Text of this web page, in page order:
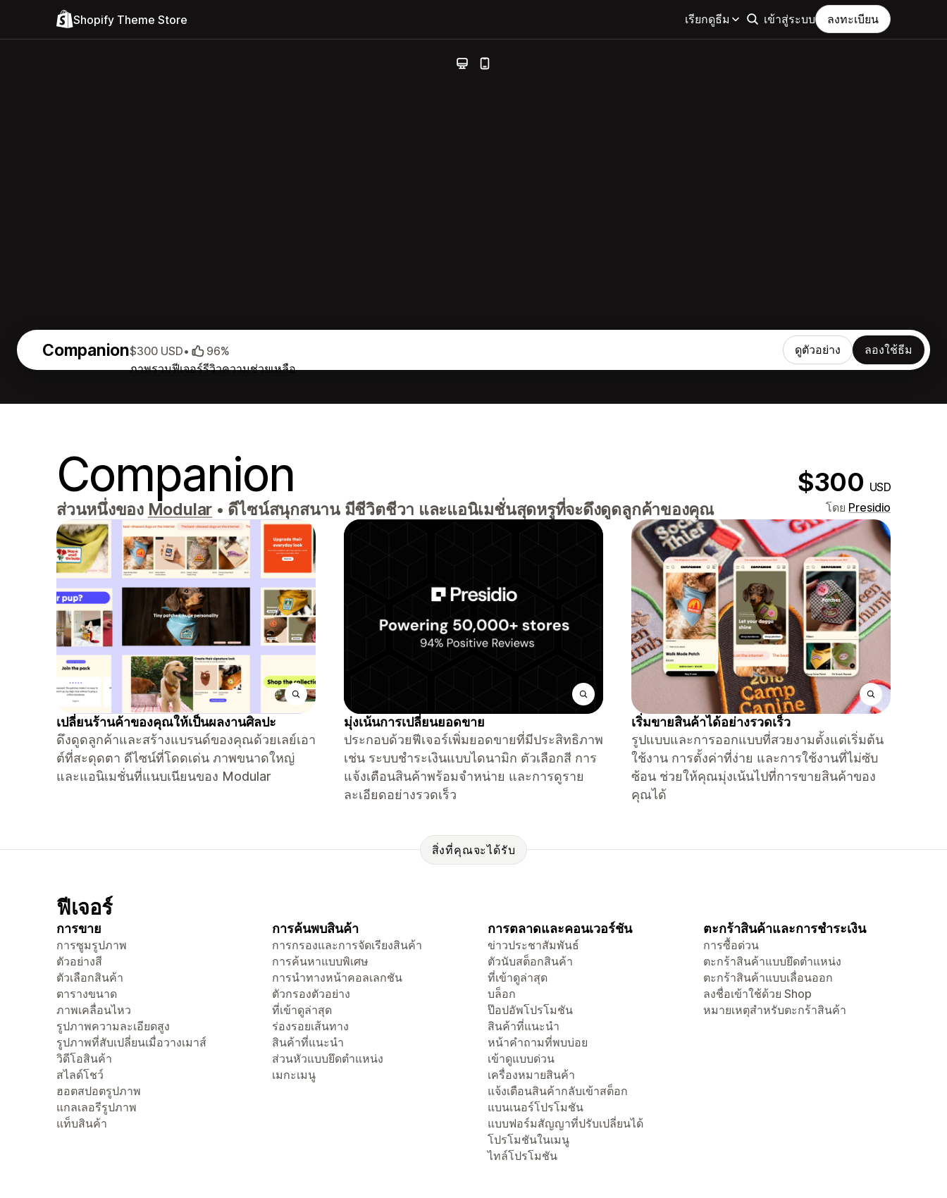
Shopify Theme Store เรียกดูธีม เข้าสู่ระบบ ลงทะเบียน
Companion
ภาพรวมฟีเจอร์รีวิวความช่วยเหลือ
$300 USD• 96% ดูตัวอย่าง ลองใช้ธีม
Companion $300 USD
ส่วนหนึ่งของ Modular • ดีไซน์สนุกสนาน มีชีวิตชีวา และแอนิเมชั่นสุดหรูที่จะดึงดูดลูกค้าของคุณ โดย Presidio
เปลี่ยนร้านค้าของคุณให้เป็นผลงานศิลปะ
ดึงดูดลูกค้าและสร้างแบรนด์ของคุณด้วยเลย์เอา
ต์ที่สะดุดตา ดีไซน์ที่โดดเด่น ภาพขนาดใหญ่
และแอนิเมชั่นที่แนบเนียนของ Modular
มุ่งเน้นการเปลี่ยนยอดขาย
ประกอบด้วยฟีเจอร์เพิ่มยอดขายที่มีประสิทธิภาพ
เช่น ระบบชำระเงินแบบไดนามิก ตัวเลือกสี การ
แจ้งเตือนสินค้าพร้อมจำหน่าย และการดูราย
ละเอียดอย่างรวดเร็ว
เริ่มขายสินค้าได้อย่างรวดเร็ว
รูปแบบและการออกแบบที่สวยงามตั้งแต่เริ่มต้น
ใช้งาน การตั้งค่าที่ง่าย และการใช้งานที่ไม่ซับ
ซ้อน ช่วยให้คุณมุ่งเน้นไปที่การขายสินค้าของ
คุณได้
สิ่งที่คุณจะได้รับ
ฟีเจอร์
การขาย
การซูมรูปภาพ
ตัวอย่างสี
ตัวเลือกสินค้า
ตารางขนาด
ภาพเคลื่อนไหว
รูปภาพความละเอียดสูง
รูปภาพที่สับเปลี่ยนเมื่อวางเมาส์
วิดีโอสินค้า
สไลด์โชว์
ฮอตสปอตรูปภาพ
แกลเลอรีรูปภาพ
แท็บสินค้า
การค้นพบสินค้า
การกรองและการจัดเรียงสินค้า
การค้นหาแบบพิเศษ
การนำทางหน้าคอลเลกชัน
ตัวกรองตัวอย่าง
ที่เข้าดูล่าสุด
ร่องรอยเส้นทาง
สินค้าที่แนะนำ
ส่วนหัวแบบยึดตำแหน่ง
เมกะเมนู
การตลาดและคอนเวอร์ชัน
ข่าวประชาสัมพันธ์
ตัวนับสต็อกสินค้า
ที่เข้าดูล่าสุด
บล็อก
ป๊อปอัพโปรโมชัน
สินค้าที่แนะนำ
หน้าคำถามที่พบบ่อย
เข้าดูแบบด่วน
เครื่องหมายสินค้า
แจ้งเตือนสินค้ากลับเข้าสต็อก
แบนเนอร์โปรโมชัน
แบบฟอร์มสัญญาที่ปรับเปลี่ยนได้
โปรโมชันในเมนู
ไทล์โปรโมชัน
ตะกร้าสินค้าและการชำระเงิน
การซื้อด่วน
ตะกร้าสินค้าแบบยึดตำแหน่ง
ตะกร้าสินค้าแบบเลื่อนออก
ลงชื่อเข้าใช้ด้วย Shop
หมายเหตุสำหรับตะกร้าสินค้า